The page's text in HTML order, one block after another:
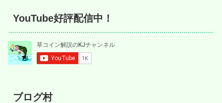
YouTube好評配信中！
ブログ村